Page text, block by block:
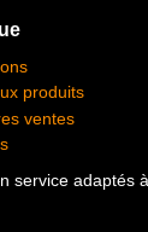
produits
ventes
service adaptés